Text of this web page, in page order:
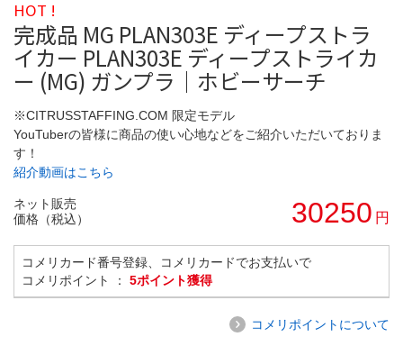
HOT !
完成品 MG PLAN303E ディープストラ
イカー PLAN303E ディープストライカ
ー (MG) ガンプラ｜ホビーサーチ
※CITRUSSTAFFING.COM 限定モデル
YouTuberの皆様に商品の使い心地などをご紹介いただいておりま
す！
紹介動画はこちら
ネット販売
価格（税込）
30250 円
コメリカード番号登録、コメリカードでお支払いで
コメリポイント ： 5ポイント獲得
コメリポイントについて